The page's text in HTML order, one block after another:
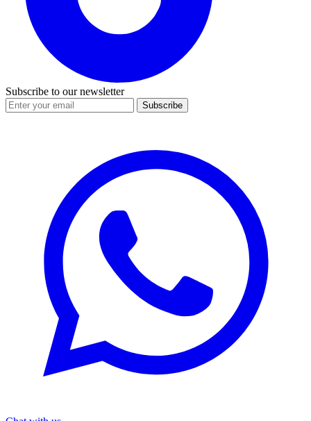
Subscribe to our newsletter
Subscribe